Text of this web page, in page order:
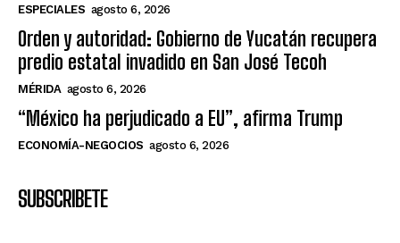
ESPECIALES agosto 6, 2026
Orden y autoridad: Gobierno de Yucatán recupera
predio estatal invadido en San José Tecoh
MÉRIDA agosto 6, 2026
“México ha perjudicado a EU”, afirma Trump
ECONOMÍA-NEGOCIOS agosto 6, 2026
SUBSCRIBETE